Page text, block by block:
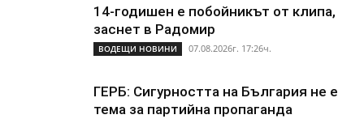
14-годишен е побойникът от клипа,
заснет в Радомир
ВОДЕЩИ НОВИНИ 07.08.2026г. 17:26ч.
ГЕРБ: Сигурността на България не е
тема за партийна пропаганда